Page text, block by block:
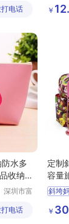
限公司
电话 ￥
水多
收纳
深圳市富
限公司
电话
定制
容量
方便
斜垮
￥